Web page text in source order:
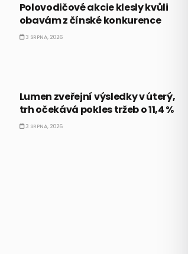
Polovodičové akcie klesly kvůli
obavám z čínské konkurence
3 SRPNA, 2026
Lumen zveřejní výsledky v úterý,
trh očekává pokles tržeb o 11,4 %
3 SRPNA, 2026